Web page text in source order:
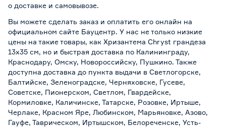
о доставке и самовывозе.
Вы можете сделать заказ и оплатить его онлайн на
официальном сайте Бауцентр. У нас не только низкие
цены на такие товары, как Хризантема Chryst грандеза
13х35 см, но и быстрая доставка по Калининграду,
Краснодару, Омску, Новороссийску, Пушкино. Также
доступна доставка до пункта выдачи в Светлогорске,
Балтийске, Зеленоградске, Черняховске, Гусеве,
Советске, Пионерском, Светлом, Гвардейске,
Кормиловке, Каличинске, Татарске, Розовке, Иртыше,
Черлаке, Красном Яре, Любинском, Марьяновке, Азово,
Гауфе, Таврическом, Иртышском, Белореченске, Усть-